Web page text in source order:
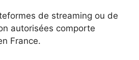
de streaming ou de
autorisées comporte
France.